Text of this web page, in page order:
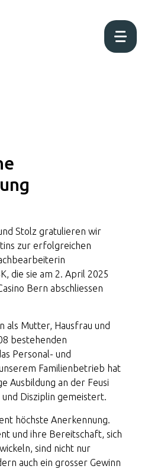
Kontakt
Stolz gratulieren wir
zur erfolgreichen
die sie am 2. April 2025
Bern abschliessen
als Mutter, Hausfrau und
bestehenden
Personal- und
Familienbetrieb hat
Ausbildung an der Feusi
Disziplin gemeistert.
höchste Anerkennung.
und ihre Bereitschaft, sich
sind nicht nur
auch ein grosser Gewinn